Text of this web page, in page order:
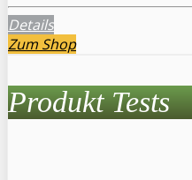
Details
Zum Shop
Produkt Tests